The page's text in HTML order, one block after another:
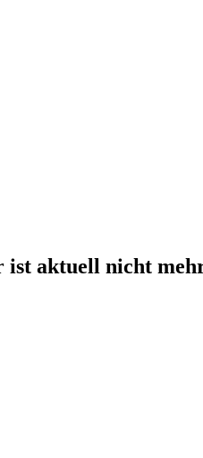
ist aktuell nicht